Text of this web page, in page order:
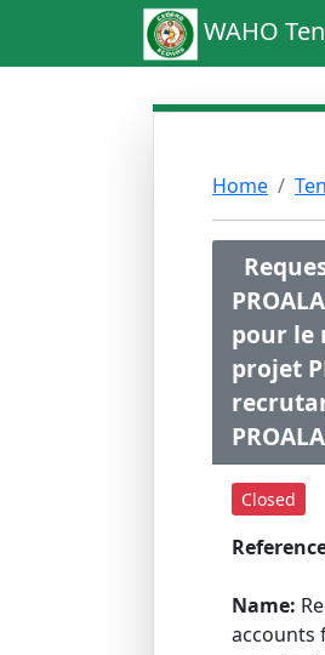
WAHO
Home
pour le
projet
Closed
Name:
accounts